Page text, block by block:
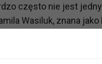
często nie jest
Wasiluk, znana
leczenie nie